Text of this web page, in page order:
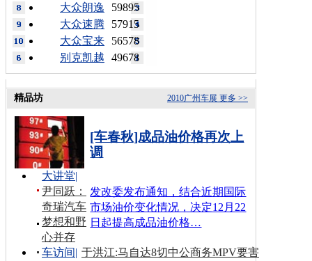
59895
大众朗逸
57915
大众速腾
56578
大众宝来
49678
别克凯越
更多 >>
2010广州车展
精品坊
[车春秋]成品油价格再次上
调
发改委发布通知，结合近期国际
市场油价变化情况，决定12月22
日起提高成品油价格…
大讲堂|
尹同跃：
奇瑞汽车
梦想和野
心并存
车访间| 于洪江:马自达8切中公商务MPV要害